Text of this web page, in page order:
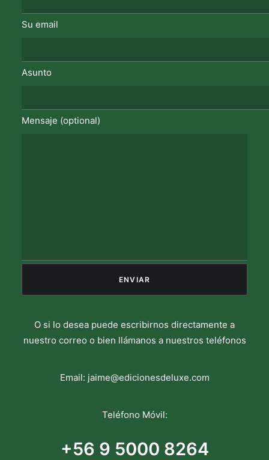
Su email
Asunto
Mensaje (optional)
O si lo desea puede escribirnos directamente a
nuestro correo o bien llámanos a nuestros teléfonos
Email: jaime@edicionesdeluxe.com
Teléfono Móvil:
+56 9 5000 8264